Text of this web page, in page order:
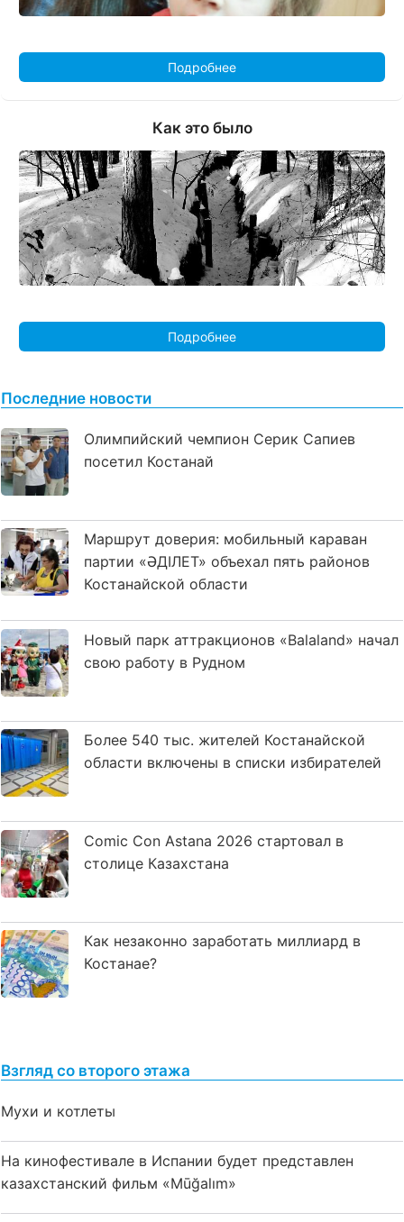
Подробнее
Как это было
Подробнее
Последние новости
Олимпийский чемпион Серик Сапиев
посетил Костанай
Маршрут доверия: мобильный караван
партии «ӘДІЛЕТ» объехал пять районов
Костанайской области
Новый парк аттракционов «Balaland» начал
свою работу в Рудном
Более 540 тыс. жителей Костанайской
области включены в списки избирателей
Comic Con Astana 2026 стартовал в
столице Казахстана
Как незаконно заработать миллиард в
Костанае?
Взгляд со второго этажа
Мухи и котлеты
На кинофестивале в Испании будет представлен
казахстанский фильм «Mūğalım»